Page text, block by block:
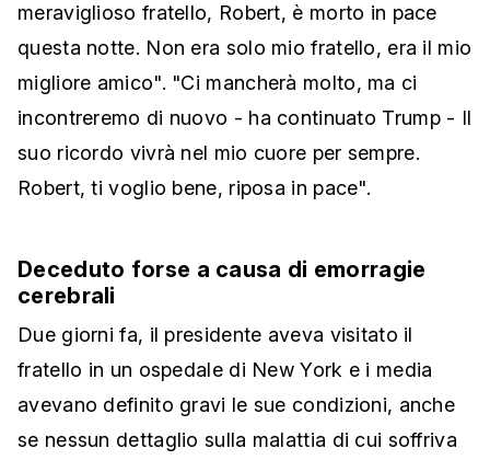
meraviglioso fratello, Robert, è morto in pace
questa notte. Non era solo mio fratello, era il mio
migliore amico". "Ci mancherà molto, ma ci
incontreremo di nuovo - ha continuato Trump - Il
suo ricordo vivrà nel mio cuore per sempre.
Robert, ti voglio bene, riposa in pace".
Deceduto forse a causa di emorragie
cerebrali
Due giorni fa, il presidente aveva visitato il
fratello in un ospedale di New York e i media
avevano definito gravi le sue condizioni, anche
se nessun dettaglio sulla malattia di cui soffriva